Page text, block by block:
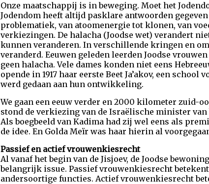
Onze maatschappij is in beweging. Moet het
Jodendom heeft altijd pasklare antwoorden
problematiek, van atoomenergie tot klonen, van
verkiezingen. De halacha (Joodse wet) verandert
kunnen veranderen. In verschillende kringen en
veranderd. Eeuwen geleden leerden Joodse
geen halacha. Vele dames konden niet eens
opende in 1917 haar eerste Beet Ja’akov, een
werd gedaan aan hun ontwikkeling.
We gaan een eeuw verder en 2000 kilometer zuid-
stond de verkiezing van de Israëlische minister
Als boegbeeld van Kadima had zij wel eens als
de idee. En Golda Meïr was haar hierin al
Passief en actief vrouwenkiesrecht
Al vanaf het begin van de Jisjoev, de Joodse
belangrijk issue. Passief vrouwenkiesrecht
andersoortige functies. Actief vrouwenkiesrecht